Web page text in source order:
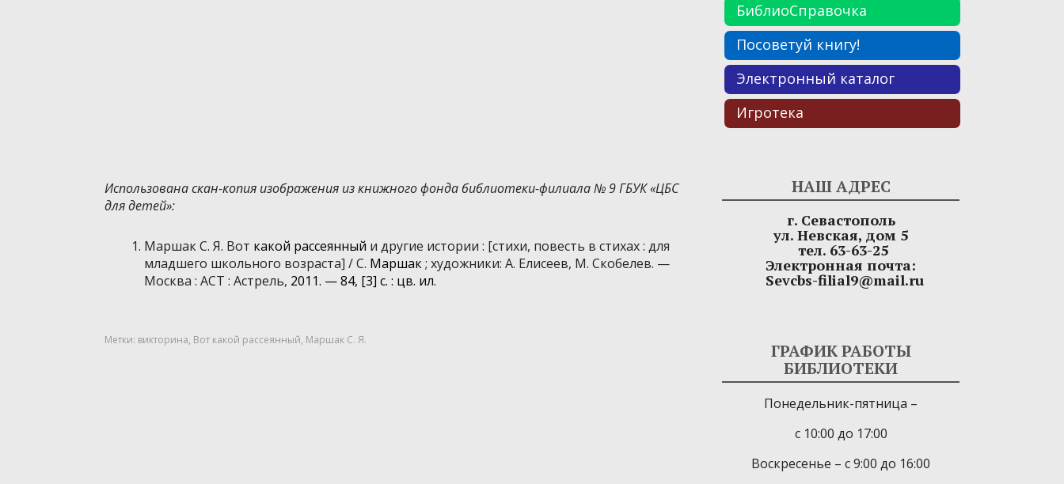
Использована скан-копия изображения из книжного фонда библиотеки-филиала № 9 ГБУК «ЦБС
для детей»:
Маршак С. Я. Вот какой рассеянный и другие истории : [стихи, повесть в стихах : для
младшего школьного возраста] / С. Маршак; художники: А. Елисеев, М. Скобелев. —
Москва : АСТ : Астрель, 2011. — 84, [3] с. : цв. ил.
Метки: викторина, Вот какой рассеянный, Маршак С. Я.
БиблиоСправочка
Посоветуй книгу!
Электронный каталог
Игротека
НАШ АДРЕС
г. Севастополь
ул. Невская, дом 5
тел. 63-63-25
Электронная почта:
Sevcbs-filial9@mail.ru
ГРАФИК РАБОТЫ
БИБЛИОТЕКИ
Понедельник-пятница –
с 10:00 до 17:00
Воскресенье – с 9:00 до 16:00